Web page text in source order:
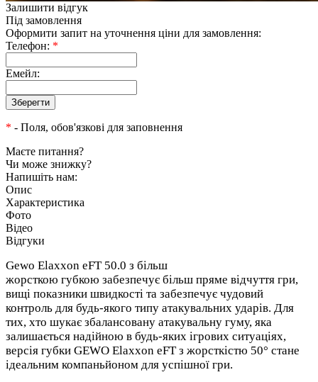
Залишити відгук
Під замовлення
Оформити запит на уточнення ціни для замовлення:
Телефон: *
Емейл:
* - Поля, обов'язкові для заповнення
Маєте питання?
Чи може знижку?
Напишіть нам:
Опис
Характеристика
Фото
Відео
Відгуки
Gewo Elaxxon eFT 50.0 з більш
жорсткою губкою забезпечує більш пряме відчуття гри,
вищі показники швидкості та забезпечує чудовий
контроль для будь-якого типу атакувальних ударів. Для
тих, хто шукає збалансовану атакувальну гуму, яка
залишається надійною в будь-яких ігрових ситуаціях,
версія губки GEWO Elaxxon eFT з жорсткістю 50° стане
ідеальним компаньйоном для успішної гри.